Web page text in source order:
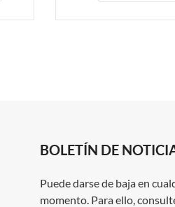
BOLETÍN DE
Puede darse de baja en
momento. Para ello,